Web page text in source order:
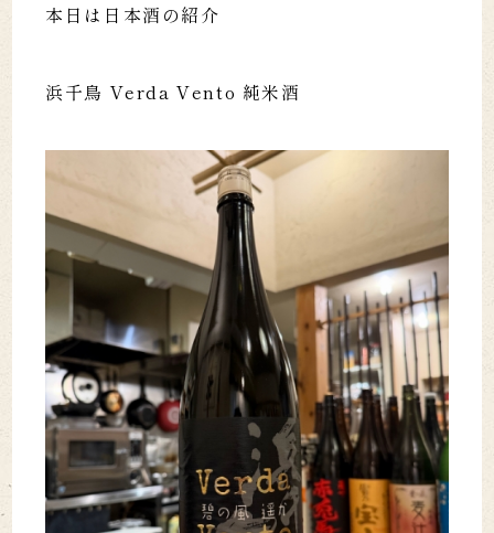
本日は日本酒の紹介
浜千鳥 Verda Vento 純米酒